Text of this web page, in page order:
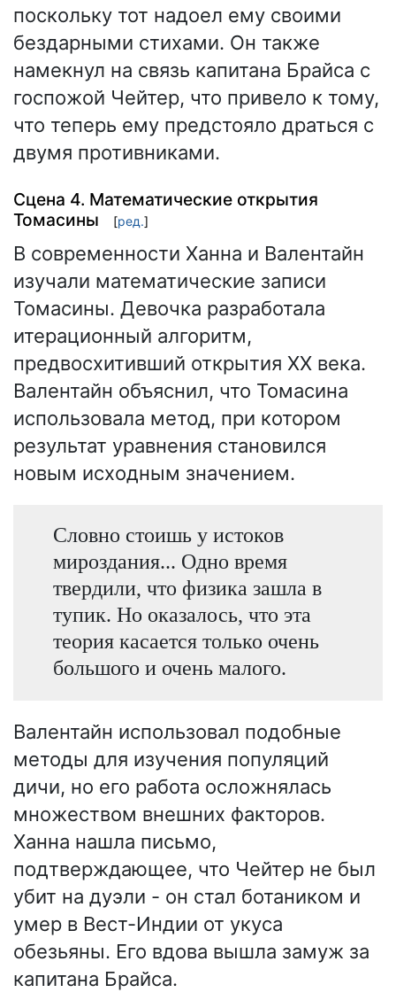
поскольку тот надоел ему своими
бездарными стихами. Он также
намекнул на связь капитана Брайса с
госпожой Чейтер, что привело к тому,
что теперь ему предстояло драться с
двумя противниками.
Сцена 4. Математические открытия
Томасины
[ред.]
В современности Ханна и Валентайн
изучали математические записи
Томасины. Девочка разработала
итерационный алгоритм,
предвосхитивший открытия XX века.
Валентайн объяснил, что Томасина
использовала метод, при котором
результат уравнения становился
новым исходным значением.
Словно стоишь у истоков
мироздания... Одно время
твердили, что физика зашла в
тупик. Но оказалось, что эта
теория касается только очень
большого и очень малого.
Валентайн использовал подобные
методы для изучения популяций
дичи, но его работа осложнялась
множеством внешних факторов.
Ханна нашла письмо,
подтверждающее, что Чейтер не был
убит на дуэли - он стал ботаником и
умер в Вест-Индии от укуса
обезьяны. Его вдова вышла замуж за
капитана Брайса.